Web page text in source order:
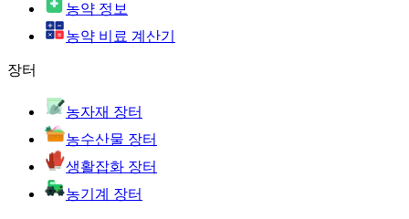
농약 정보
농약 비료 계산기
장터
농자재 장터
농수산물 장터
생활잡화 장터
농기계 장터